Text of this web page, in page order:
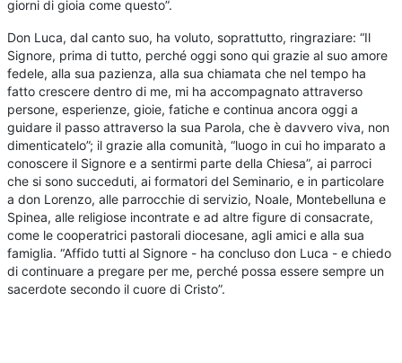
giorni di gioia come questo”.
Don Luca, dal canto suo, ha voluto, soprattutto, ringraziare: “Il
Signore, prima di tutto, perché oggi sono qui grazie al suo amore
fedele, alla sua pazienza, alla sua chiamata che nel tempo ha
fatto crescere dentro di me, mi ha accompagnato attraverso
persone, esperienze, gioie, fatiche e continua ancora oggi a
guidare il passo attraverso la sua Parola, che è davvero viva, non
dimenticatelo”; il grazie alla comunità, “luogo in cui ho imparato a
conoscere il Signore e a sentirmi parte della Chiesa”, ai parroci
che si sono succeduti, ai formatori del Seminario, e in particolare
a don Lorenzo, alle parrocchie di servizio, Noale, Montebelluna e
Spinea, alle religiose incontrate e ad altre figure di consacrate,
come le cooperatrici pastorali diocesane, agli amici e alla sua
famiglia. “Affido tutti al Signore - ha concluso don Luca - e chiedo
di continuare a pregare per me, perché possa essere sempre un
sacerdote secondo il cuore di Cristo”.